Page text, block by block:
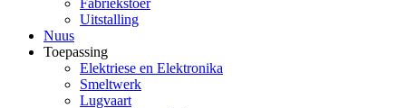
Fabriekstoer
Uitstalling
Nuus
Toepassing
Elektriese en Elektronika
Smeltwerk
Lugvaart